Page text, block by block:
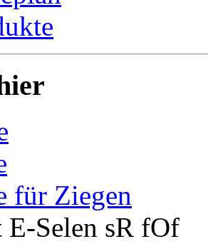
für Ziegen
Selen sR fOf